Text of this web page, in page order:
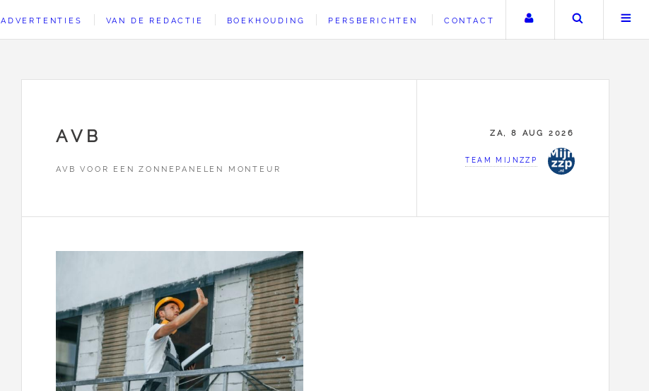
ADVERTENTIES VAN DE REDACTIE BOEKHOUDING PERSBERICHTEN CONTACT Uw accountZoeken
AVB
AVB VOOR EEN ZONNEPANELEN MONTEUR
ZA, 8 AUG 2026
TEAM MIJNZZP